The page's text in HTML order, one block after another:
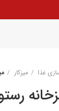
غذا میزکار